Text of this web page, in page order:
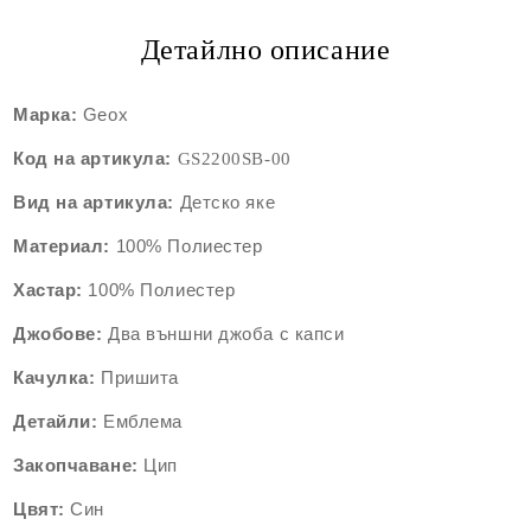
Детайлно описание
Марка: Geox
Код на артикула: GS2200SB-00
Вид на артикула: Детско яке
Материал: 100% Полиестер
Хастар: 100% Полиестер
Джобове: Два външни джоба с капси
Качулка: Пришита
Детайли: Емблема
Закопчаване: Цип
Цвят:Син